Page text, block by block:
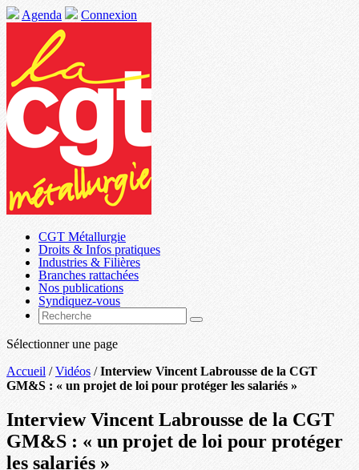
Agenda Connexion
CGT Métallurgie
Droits & Infos pratiques
Industries & Filières
Branches rattachées
Nos publications
Syndiquez-vous
Sélectionner une page
Accueil /Vidéos /Interview Vincent Labrousse de la CGT
GM&S : « un projet de loi pour protéger les salariés »
Interview Vincent Labrousse de la CGT
GM&S : « un projet de loi pour protéger
les salariés »